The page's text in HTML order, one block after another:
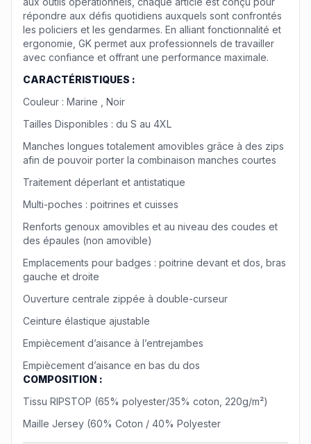
répondre aux défis quotidiens auxquels sont confrontés
les policiers et les gendarmes. En alliant fonctionnalité et
ergonomie, GK permet aux professionnels de travailler
avec confiance et offrant une performance maximale.
CARACTÉRISTIQUES :
Couleur : Marine , Noir
Tailles Disponibles : du S au 4XL
Manches longues totalement amovibles grâce à des zips
afin de pouvoir porter la combinaison manches courtes
Traitement déperlant et antistatique
Multi-poches : poitrines et cuisses
Renforts genoux amovibles et au niveau des coudes et
des épaules (non amovible)
Emplacements pour badges : poitrine devant et dos, bras
gauche et droite
Ouverture centrale zippée à double-curseur
Ceinture élastique ajustable
Empiècement d’aisance à l’entrejambes
Empiècement d’aisance en bas du dos
COMPOSITION :
Tissu RIPSTOP (65% polyester/35% coton, 220g/m²)
Maille Jersey (60% Coton / 40% Polyester